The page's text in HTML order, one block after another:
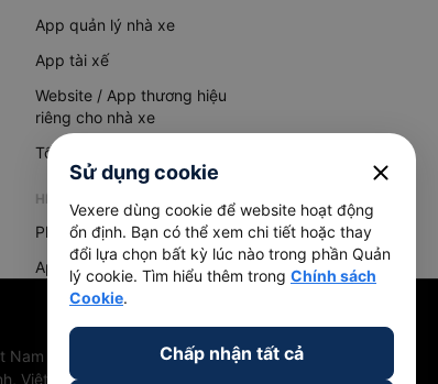
App quản lý nhà xe
App tài xế
Website / App thương hiệu
riêng cho nhà xe
Tổng đài AI
HỆ THỐNG QUẢN LÝ HÀNG HOÁ
Phần mềm quản lý hàng hoá
App quản lý hàng hoá
Nam
Việt Nam
Sử dụng cookie close
Vexere dùng cookie để website hoạt động
ổn định. Bạn có thể xem chi tiết hoặc thay
đổi lựa chọn bất kỳ lúc nào trong phần Quản
lý cookie. Tìm hiểu thêm trong Chính sách
Cookie.
Chấp nhận tất cả